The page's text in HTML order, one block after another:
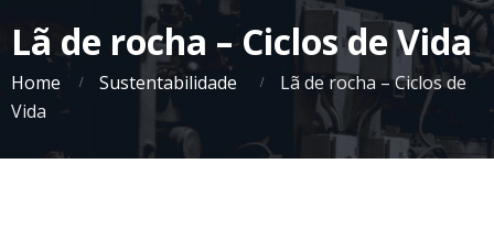
Lã de rocha – Ciclos de Vida
Home Sustentabilidade
Lã de rocha – Ciclos de
Vida